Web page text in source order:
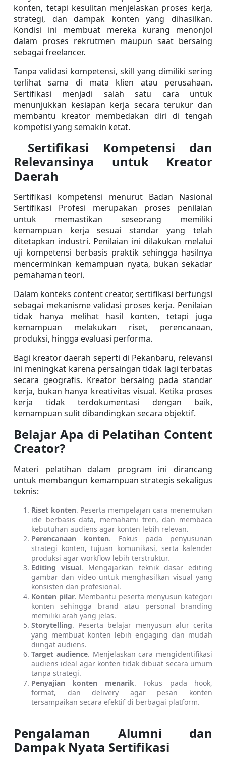
konten, tetapi kesulitan menjelaskan proses kerja,
strategi, dan dampak konten yang dihasilkan.
Kondisi ini membuat mereka kurang menonjol
dalam proses rekrutmen maupun saat bersaing
sebagai freelancer.
Tanpa validasi kompetensi, skill yang dimiliki sering
terlihat sama di mata klien atau perusahaan.
Sertifikasi menjadi salah satu cara untuk
menunjukkan kesiapan kerja secara terukur dan
membantu kreator membedakan diri di tengah
kompetisi yang semakin ketat.
Relevansinya untuk Kreator
Daerah
Sertifikasi kompetensi menurut Badan Nasional
Sertifikasi Profesi merupakan proses penilaian
untuk memastikan seseorang memiliki
kemampuan kerja sesuai standar yang telah
ditetapkan industri. Penilaian ini dilakukan melalui
uji kompetensi berbasis praktik sehingga hasilnya
mencerminkan kemampuan nyata, bukan sekadar
pemahaman teori.
Dalam konteks content creator, sertifikasi berfungsi
sebagai mekanisme validasi proses kerja. Penilaian
tidak hanya melihat hasil konten, tetapi juga
kemampuan melakukan riset, perencanaan,
produksi, hingga evaluasi performa.
Bagi kreator daerah seperti di Pekanbaru, relevansi
ini meningkat karena persaingan tidak lagi terbatas
secara geografis. Kreator bersaing pada standar
kerja, bukan hanya kreativitas visual. Ketika proses
kerja tidak terdokumentasi dengan baik,
kemampuan sulit dibandingkan secara objektif.
Belajar Apa di Pelatihan Content
Creator?
Materi pelatihan dalam program ini dirancang
untuk membangun kemampuan strategis sekaligus
teknis:
Riset konten. Peserta mempelajari cara menemukan
ide berbasis data, memahami tren, dan membaca
kebutuhan audiens agar konten lebih relevan.
Perencanaan konten. Fokus pada penyusunan
strategi konten, tujuan komunikasi, serta kalender
produksi agar workflow lebih terstruktur.
Editing visual. Mengajarkan teknik dasar editing
gambar dan video untuk menghasilkan visual yang
konsisten dan profesional.
Konten pilar. Membantu peserta menyusun kategori
konten sehingga brand atau personal branding
memiliki arah yang jelas.
Storytelling. Peserta belajar menyusun alur cerita
yang membuat konten lebih engaging dan mudah
diingat audiens.
Target audience. Menjelaskan cara mengidentifikasi
audiens ideal agar konten tidak dibuat secara umum
tanpa strategi.
Penyajian konten menarik. Fokus pada hook,
format, dan delivery agar pesan konten
tersampaikan secara efektif di berbagai platform.
Pengalaman Alumni dan
Dampak Nyata Sertifikasi